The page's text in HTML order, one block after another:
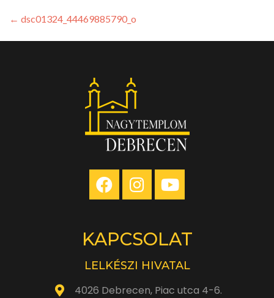
← dsc01324_44469885790_o
KAPCSOLAT
LELKÉSZI HIVATAL
4026 Debrecen, Piac utca 4-6.